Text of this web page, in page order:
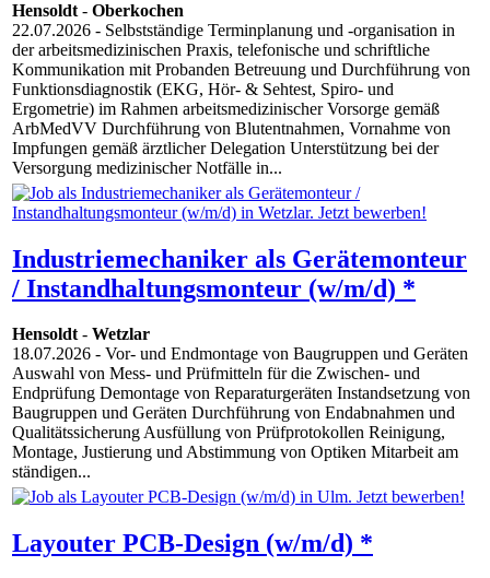
Hensoldt- Oberkochen
22.07.2026 - Selbstständige Terminplanung und -organisation in
der arbeitsmedizinischen Praxis, telefonische und schriftliche
Kommunikation mit Probanden Betreuung und Durchführung von
Funktionsdiagnostik (EKG, Hör- & Sehtest, Spiro- und
Ergometrie) im Rahmen arbeitsmedizinischer Vorsorge gemäß
ArbMedVV Durchführung von Blutentnahmen, Vornahme von
Impfungen gemäß ärztlicher Delegation Unterstützung bei der
Versorgung medizinischer Notfälle in...
Industriemechaniker als Gerätemonteur
/ Instandhaltungsmonteur (w/m/d) *
Hensoldt- Wetzlar
18.07.2026 - Vor- und Endmontage von Baugruppen und Geräten
Auswahl von Mess- und Prüfmitteln für die Zwischen- und
Endprüfung Demontage von Reparaturgeräten Instandsetzung von
Baugruppen und Geräten Durchführung von Endabnahmen und
Qualitätssicherung Ausfüllung von Prüfprotokollen Reinigung,
Montage, Justierung und Abstimmung von Optiken Mitarbeit am
ständigen...
Layouter PCB-Design (w/m/d) *